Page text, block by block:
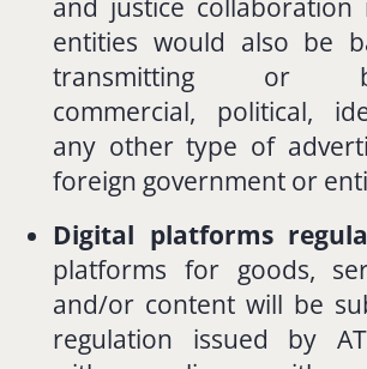
entities would also be
transmitting or
commercial, political,
any othertype of
foreign government or
Digital platforms
platforms for goods,
and/or contentwill be
regulation issued by